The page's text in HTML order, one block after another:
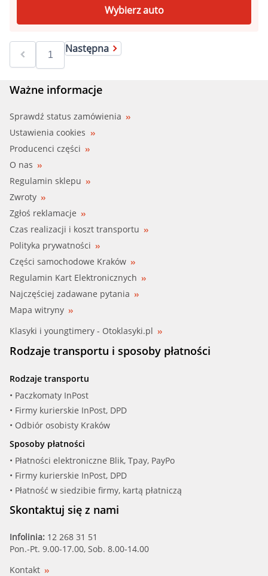
Wybierz auto
Następna
Ważne informacje
Sprawdź status zamówienia
Ustawienia cookies
Producenci części
O nas
Regulamin sklepu
Zwroty
Zgłoś reklamacje
Czas realizacji i koszt transportu
Polityka prywatności
Części samochodowe Kraków
Regulamin Kart Elektronicznych
Najczęściej zadawane pytania
Mapa witryny
Klasyki i youngtimery - Otoklasyki.pl
Rodzaje transportu i sposoby płatności
Rodzaje transportu
• Paczkomaty InPost
• Firmy kurierskie InPost, DPD
• Odbiór osobisty Kraków
Sposoby płatności
• Płatności elektroniczne Blik, Tpay, PayPo
• Firmy kurierskie InPost, DPD
• Płatność w siedzibie firmy, kartą płatniczą
Skontaktuj się z nami
Infolinia: 12 268 31 51
Pon.-Pt. 9.00-17.00, Sob. 8.00-14.00
Kontakt